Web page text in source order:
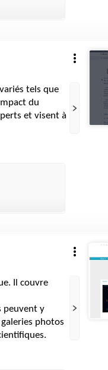
tels que
du
et visent à
Il couvre
peuvent y
photos